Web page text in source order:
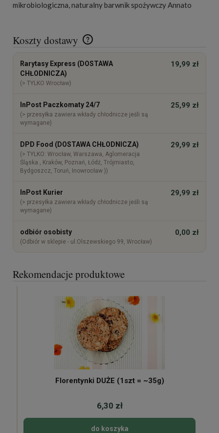
mikrobiologiczna, naturalny barwnik spożywczy Annato
Koszty dostawy
Cena nie zawiera ewentualnych kosztów płatności
Rarytasy Express (DOSTAWA
CHŁODNICZA)
(> TYLKO Wrocław)
19,99 zł
InPost Paczkomaty 24/7
(> przesyłka zawiera wkłady chłodnicze jeśli są
wymagane)
25,99 zł
DPD Food (DOSTAWA CHŁODNICZA)
(> TYLKO: Wrocław, Warszawa, Aglomeracja
Śląska , Kraków, Poznań, Łódź, Trójmiasto,
Bydgoszcz, Toruń, Inowrocław ))
29,99 zł
InPost Kurier
(> przesyłka zawiera wkłady chłodnicze jeśli są
wymagane)
29,99 zł
odbiór osobisty
(Odbiór w sklepie - ul.Olszewskiego 99, Wrocław)
0,00 zł
Rekomendacje produktowe
Florentynki DUŻE (1szt = ~35g)
6,30 zł
do koszyka